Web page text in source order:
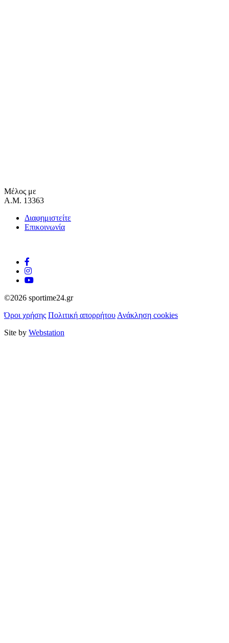
Μέλος με
Α.Μ. 13363
Διαφημιστείτε
Επικοινωνία
©2026 sportime24.gr
Όροι χρήσης Πολιτική απορρήτου Ανάκληση cookies
Site by Webstation